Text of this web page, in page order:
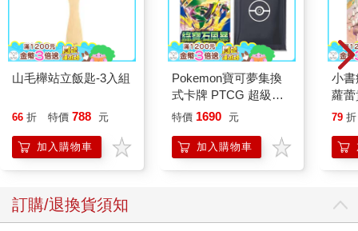
山毛櫸站立飯匙-3入組
66 折 特價 788 元
加入購物車
Pokemon寶可夢集換
式卡牌 PTCG 超級進
化 擴充包 綠寶石風暴
特價 1690 元
加入購物車
小
蘿
79 折
訂購/退換貨須知